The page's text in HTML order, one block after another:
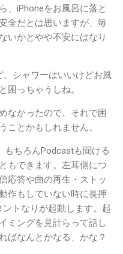
、iPhoneをお風呂に落と
全だとは思いますが、毎
いかとやや不安にはなり
、シャワーはいいけどお風
困っちゃうしね。
なかったので、それで困
ことかもしれません。
もちろんPodcastも聞ける
もできます。左耳側につ
応答や曲の再生・ストッ
作もしていない時に長押
ントなりが起動します。起
ミングを見計らって話し
ばなんとかなる、かな？